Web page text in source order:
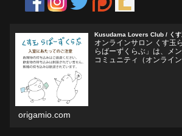
Kusudama Lovers Club / くす
オンラインサロン くす玉
らばーずくらぶ」は、メ
コミュニティ（オンライ
origamio.com